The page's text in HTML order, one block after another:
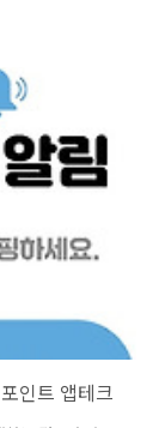
상이합니
니다. 애드포
건 블로그 개설
균 100명 이상
이버 블로그에
음릭당 수익
인트 앱테크